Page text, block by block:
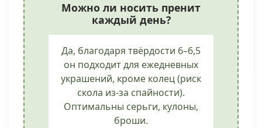
Можно ли носить пренит
каждый день?
Да, благодаря твёрдости 6–6,5
он подходит для ежедневных
украшений, кроме колец (риск
скола из-за спайности).
Оптимальны серьги, кулоны,
броши.